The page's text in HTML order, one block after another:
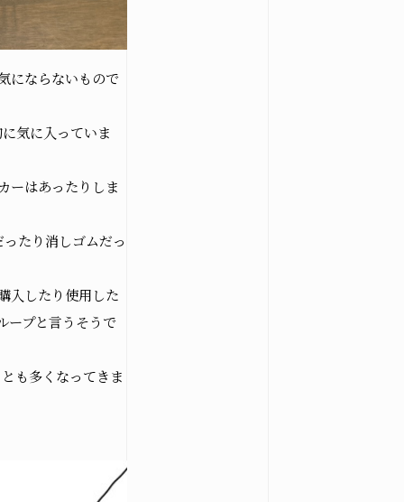
にならないもので
気に入っていま
ーはあったりしま
たり消しゴムだっ
入したり使用した
ープと言うそうで
も多くなってきま
.All Rights Reserved.